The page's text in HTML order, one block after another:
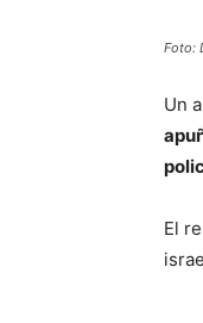
Foto:
Un
El